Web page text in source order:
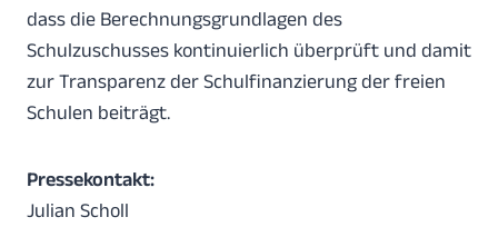
dass die Berechnungsgrundlagen des
Schulzuschusses kontinuierlich überprüft und damit
zur Transparenz der Schulfinanzierung der freien
Schulen beiträgt.
Pressekontakt:
Julian Scholl